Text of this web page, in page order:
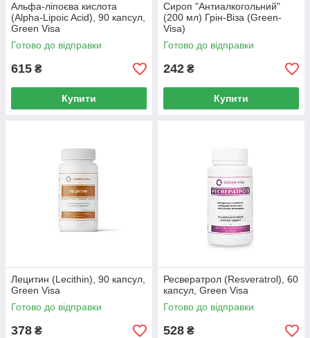
Альфа-ліпоєва кислота
(Alpha-Lipoic Acid), 90 капсул,
Green Visa
Готово до відправки
615 ₴
Купити
Сироп "Антиалкогольний"
(200 мл) Грін-Віза (Green-
Visa)
Готово до відправки
242 ₴
Купити
Лецитин (Lecithin), 90 капсул,
Green Visa
Готово до відправки
378 ₴
Ресвератрол (Resveratrol), 60
капсул, Green Visa
Готово до відправки
528 ₴